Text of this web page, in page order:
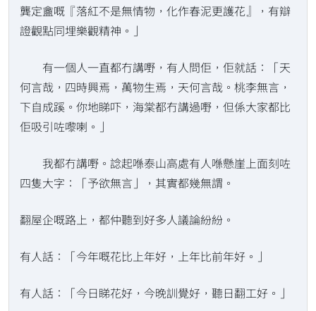
龔定盦嘅『落紅不是無情物，化作春泥更護花』，有辯
證觀點同埋樂觀精神。」
有一個人一直都冇講嘢，有人問佢，佢就話：「天
何言哉，四時興焉，萬物生焉，天何言哉。桃李無言，
下自成蹊。你地睇吓，海棠都冇講過嘢，但係大家都比
佢吸引咗嚟喇。」
我都冇講嘢。諗起喺泰山高處有人喺懸崖上面刻咗
四隻大字：「予欲無言」，其實都幾無謂。
翻屋企嘅路上，都仲聽到好多人議論紛紛。
有人話：「今年嘅花比上年好，上年比前年好。」
有人話：「今日睇花好，今晚訓覺好，聽日翻工好。」